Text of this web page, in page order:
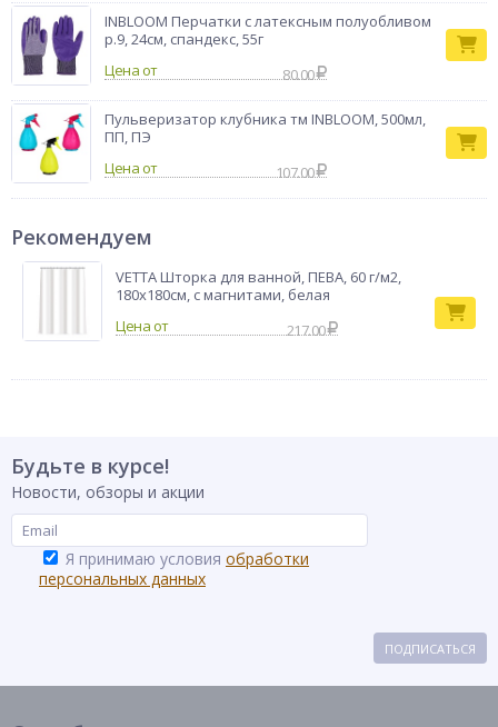
INBLOOM Перчатки с латексным полуобливом
р.9, 24см, спандекс, 55г
Цена от
80.00
Пульверизатор клубника тм INBLOOM, 500мл,
ПП, ПЭ
Цена от
107.00
Рекомендуем
VETTA Шторка для ванной, ПЕВА, 60 г/м2,
180x180см, с магнитами, белая
217.00
Будьте в курсе!
Новости, обзоры и акции
Я принимаю условия обработки
персональных данных
ПОДПИСАТЬСЯ